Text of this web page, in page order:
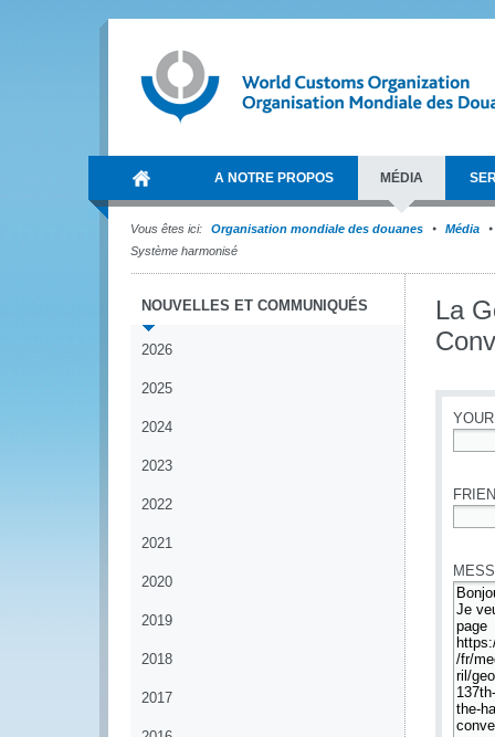
A NOTRE PROPOS MÉDIA
Vous êtes ici: Organisation mondiale des douanes
Média
Système harmonisé
NOUVELLES ET COMMUNIQUÉS
2026
2025
2024
2023
2022
2021
2020
2019
2018
2017
La